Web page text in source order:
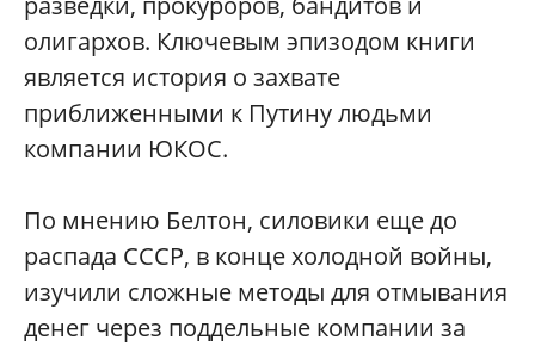
олигархов. Ключевым эпизодом книги
является история о захвате
приближенными к Путину людьми
компании ЮКОС.
По мнению Белтон, силовики еще до
распада СССР, в конце холодной войны,
изучили сложные методы для отмывания
денег через поддельные компании за